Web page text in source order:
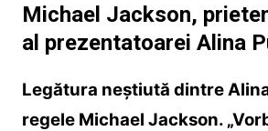
Michael Jackson,
al prezentatoarei Alina
Legătura neștiută dintre
regele Michael Jackson.